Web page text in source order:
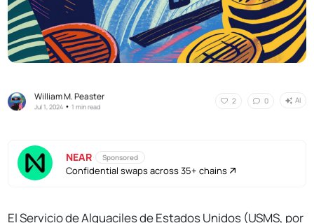
William M. Peaster
Jul 1, 2024 •1 min read
2 0 AI
NEAR Sponsored
Confidential swaps across 35+ chains
El Servicio de Alguaciles de Estados Unidos (USMS, por